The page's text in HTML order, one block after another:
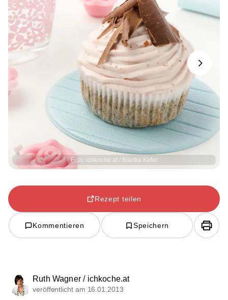
Foto: ichkoche.at / Blanka Kefer
Next
Rezept teilen
Kommentieren Speichern
Ruth Wagner / ichkoche.at
veröffentlicht am 16.01.2013